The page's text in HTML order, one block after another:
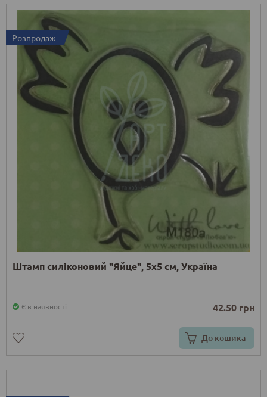
Розпродаж
Штамп силіконовий "Яйце", 5х5 см, Україна
Є в наявності 42.50 грн
До кошика